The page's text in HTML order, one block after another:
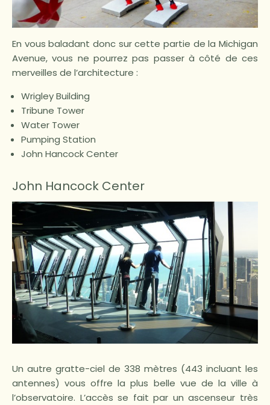
En vous baladant donc sur cette partie de la Michigan
Avenue, vous ne pourrez pas passer à côté de ces
merveilles de l’architecture :
Wrigley Building
Tribune Tower
Water Tower
Pumping Station
John Hancock Center
John Hancock Center
Un autre gratte-ciel de 338 mètres (443 incluant les
antennes) vous offre la plus belle vue de la ville à
l’observatoire. L’accès se fait par un ascenseur très